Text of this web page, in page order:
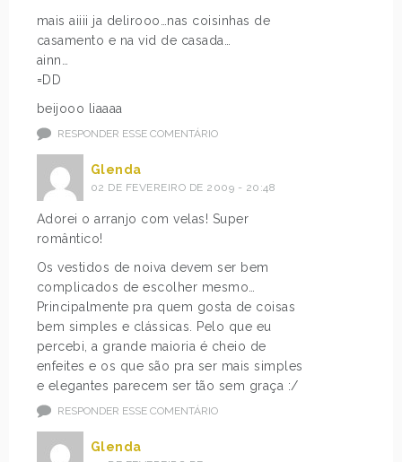
mais aiiii ja delirooo…nas coisinhas de
casamento e na vid de casada…
ainn…
=DD
beijooo liaaaa
RESPONDER ESSE COMENTÁRIO
Glenda
02 DE FEVEREIRO DE 2009 - 20:48
Adorei o arranjo com velas! Super
romântico!
Os vestidos de noiva devem ser bem
complicados de escolher mesmo…
Principalmente pra quem gosta de coisas
bem simples e clássicas. Pelo que eu
percebi, a grande maioria é cheio de
enfeites e os que são pra ser mais simples
e elegantes parecem ser tão sem graça :/
RESPONDER ESSE COMENTÁRIO
Glenda